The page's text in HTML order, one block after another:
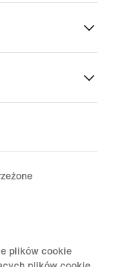
plików cookie